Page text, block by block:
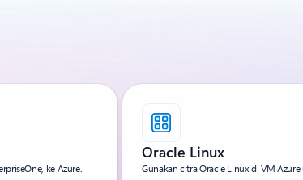
ke Azure.
Oracle Linux
Gunakan citra Oracle Linux di VM